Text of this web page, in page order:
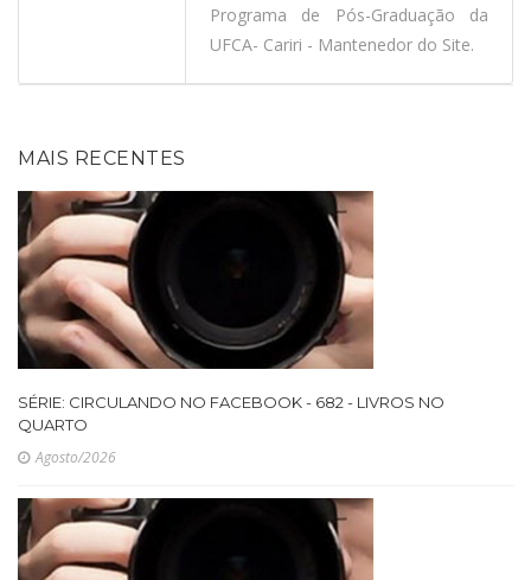
Programa de Pós-Graduação da
UFCA- Cariri - Mantenedor do Site.
MAIS RECENTES
SÉRIE: CIRCULANDO NO FACEBOOK - 682 - LIVROS NO
QUARTO
Agosto/2026